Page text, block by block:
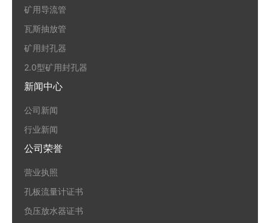
矿用导流管
瓦斯抽放管
矿用封孔器
2.0型矿用封孔器
新闻中心
公司新闻
行业新闻
公司荣誉
营业执照
孔板流量计证书
负压放水器证书